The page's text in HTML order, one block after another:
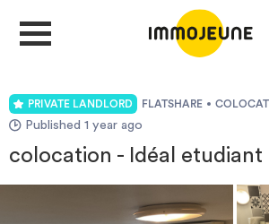
PRIVATE LANDLORD FLATSHARE
Published 1 year ago
colocation - Idéal etudiant